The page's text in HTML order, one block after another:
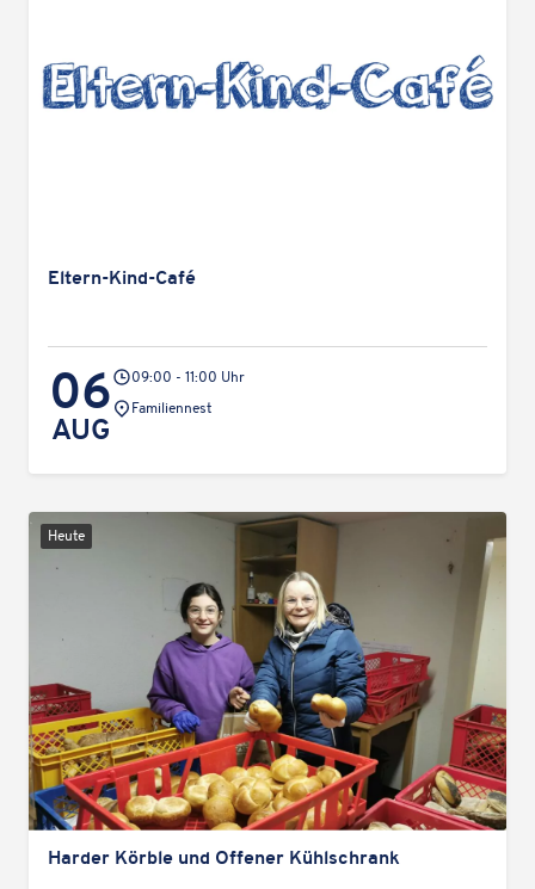
Eltern-Kind-Café
06
AUG
09:00 - 11:00 Uhr
Veranstaltungsort:
Fami­li­en­nest
Heute
Harder Körble und Offener Kühlschrank